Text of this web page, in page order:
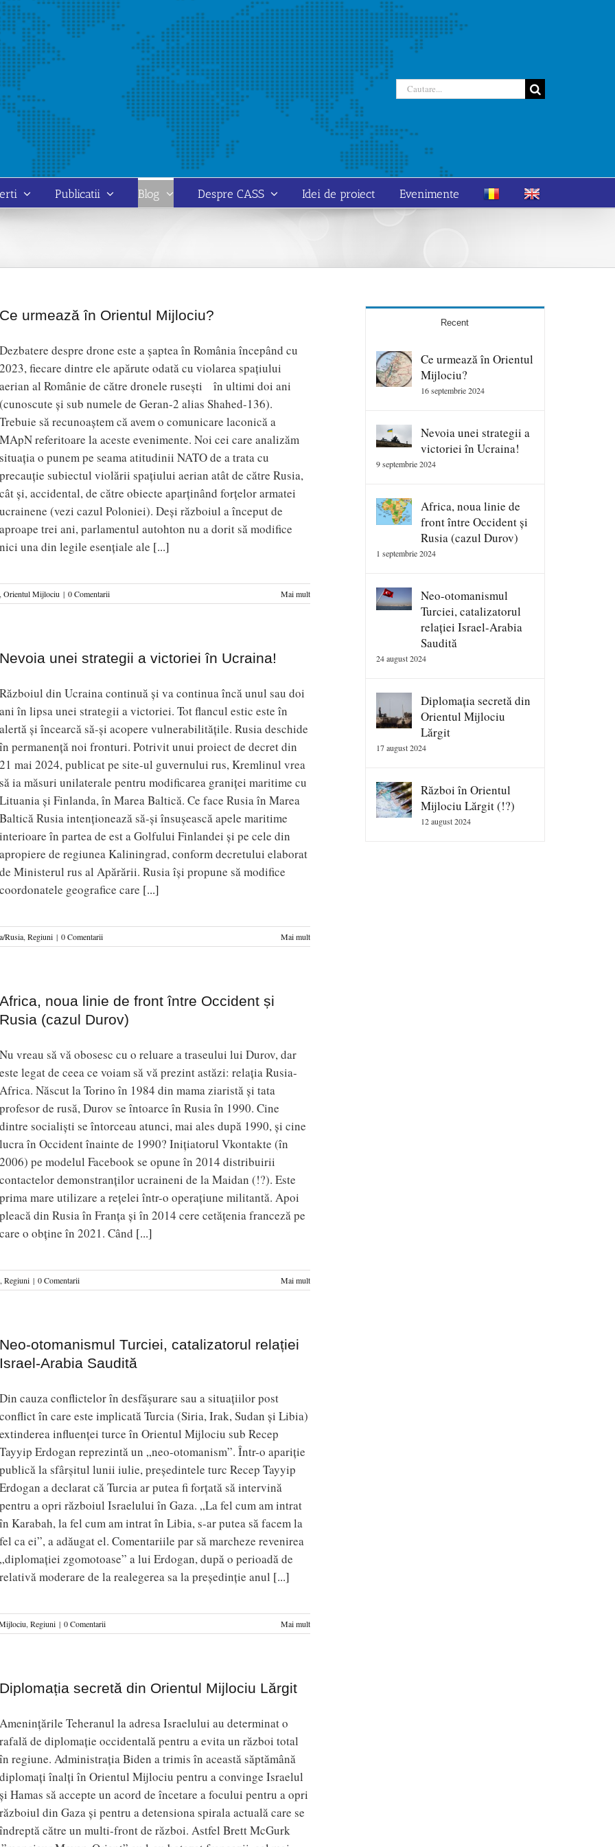
Cautare...
Publicatii Blog Despre CASS Idei de proiect Evenimente
Ce urmează în Orientul Mijlociu?
Dezbatere despre drone este a șaptea în România începând cu
2023, fiecare dintre ele apărute odată cu violarea spațiului
aerian al Românie de către dronele rusești în ultimi doi ani
(cunoscute și sub numele de Geran-2 alias Shahed-136).
Trebuie să recunoaștem că avem o comunicare laconică a
MApN referitoare la aceste evenimente. Noi cei care analizăm
situația o punem pe seama atitudinii NATO de a trata cu
precauție subiectul violării spațiului aerian atât de către Rusia,
cât și, accidental, de către obiecte aparținând forțelor armatei
ucrainene (vezi cazul Poloniei). Deși războiul a început de
aproape trei ani, parlamentul autohton nu a dorit să modifice
nici una din legile esențiale ale [...]
, Orientul Mijlociu | 0 Comentarii Mai mult
Nevoia unei strategii a victoriei în Ucraina!
Războiul din Ucraina continuă și va continua încă unul sau doi
ani în lipsa unei strategii a victoriei. Tot flancul estic este în
alertă și încearcă să-și acopere vulnerabilitățile. Rusia deschide
în permanență noi fronturi. Potrivit unui proiect de decret din
21 mai 2024, publicat pe site-ul guvernului rus, Kremlinul vrea
să ia măsuri unilaterale pentru modificarea graniței maritime cu
Lituania și Finlanda, în Marea Baltică. Ce face Rusia în Marea
Baltică Rusia intenționează să-şi însușească apele maritime
interioare în partea de est a Golfului Finlandei şi pe cele din
apropiere de regiunea Kaliningrad, conform decretului elaborat
de Ministerul rus al Apărării. Rusia își propune să modifice
coordonatele geografice care [...]
Rusia, Regiuni | 0 Comentarii Mai mult
Africa, noua linie de front între Occident și
Rusia (cazul Durov)
Nu vreau să vă obosesc cu o reluare a traseului lui Durov, dar
este legat de ceea ce voiam să vă prezint astăzi: relația Rusia-
Africa. Născut la Torino în 1984 din mama ziaristă și tata
profesor de rusă, Durov se întoarce în Rusia în 1990. Cine
dintre socialiști se întorceau atunci, mai ales după 1990, și cine
lucra în Occident înainte de 1990? Inițiatorul Vkontakte (în
2006) pe modelul Facebook se opune în 2014 distribuirii
contactelor demonstranților ucraineni de la Maidan (!?). Este
prima mare utilizare a rețelei într-o operațiune militantă. Apoi
pleacă din Rusia în Franța și în 2014 cere cetățenia franceză pe
care o obține în 2021. Când [...]
, Regiuni | 0 Comentarii Mai mult
Neo-otomanismul Turciei, catalizatorul relației
Israel-Arabia Saudită
Din cauza conflictelor în desfășurare sau a situațiilor post
conflict în care este implicată Turcia (Siria, Irak, Sudan și Libia)
extinderea influenței turce în Orientul Mijlociu sub Recep
Tayyip Erdogan reprezintă un „neo-otomanism”. Într-o apariție
publică la sfârșitul lunii iulie, președintele turc Recep Tayyip
Erdogan a declarat că Turcia ar putea fi forțată să intervină
pentru a opri războiul Israelului în Gaza. „La fel cum am intrat
în Karabah, la fel cum am intrat în Libia, s-ar putea să facem la
fel ca ei”, a adăugat el. Comentariile par să marcheze revenirea
„diplomației zgomotoase” a lui Erdogan, după o perioadă de
relativă moderare de la realegerea sa la președinție anul [...]
, Regiuni | 0 Comentarii Mai mult
Diplomația secretă din Orientul Mijlociu Lărgit
Amenințările Teheranul la adresa Israelului au determinat o
rafală de diplomație occidentală pentru a evita un război total
în regiune. Administrația Biden a trimis în această săptămână
diplomați înalți în Orientul Mijlociu pentru a convinge Israelul
și Hamas să accepte un acord de încetare a focului pentru a opri
războiul din Gaza și pentru a detensiona spirala actuală care se
îndreptă către un multi-front de război. Astfel Brett McGurk
Recent
Ce urmează în Orientul
Mijlociu?
16 septembrie 2024
Nevoia unei strategii a
victoriei în Ucraina!
9 septembrie 2024
Africa, noua linie de
front între Occident și
Rusia (cazul Durov)
1 septembrie 2024
Neo-otomanismul
Turciei, catalizatorul
relației Israel-Arabia
Saudită
24 august 2024
Diplomația secretă din
Orientul Mijlociu
Lărgit
17 august 2024
Război în Orientul
Mijlociu Lărgit (!?)
12 august 2024